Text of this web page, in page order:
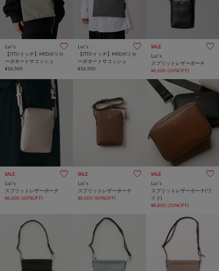
Lui's
【ITTI/イッチ】MIDポリカ
ーボネートサコッシュ
¥16,500
Lui's
【ITTI/イッチ】MIDポリカ
ーボネートサコッシュ
¥16,500
SALE
Lui's
スプリットレザーポーチ
¥6,600 (60%OFF)
SALE
Lui's
スプリットレザーポーチ
¥6,600 (60%OFF)
SALE
Lui's
スプリットレザーポーチ
¥6,600 (60%OFF)
SALE
Lui's
スプリットレザーポーチ(ワ
イド)
¥8,800 (50%OFF)